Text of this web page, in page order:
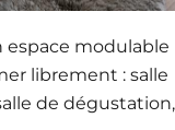
espace modulable
librement : salle
de dégustation,